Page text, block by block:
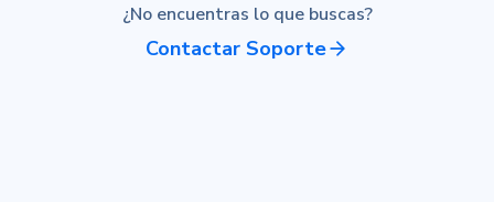
¿No encuentras lo que buscas?
Contactar Soporte